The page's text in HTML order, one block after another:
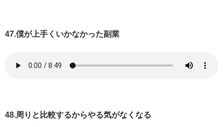
47.僕が上手くいかなかった副業
48.周りと比較するからやる気がなくなる